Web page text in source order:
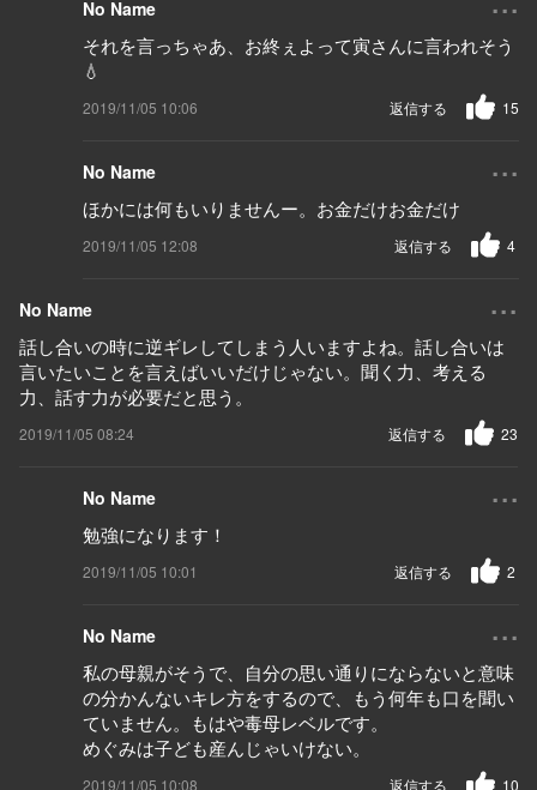
No Name
それを言っちゃあ、お終ぇよって寅さんに言われそう
💧
2019/11/05 10:06 15
返信する
No Name ...
ほかには何もいりませんー。お金だけお金だけ
2019/11/05 12:08 4
返信する
No Name ...
話し合いの時に逆ギレしてしまう人いますよね。話し合いは
言いたいことを言えばいいだけじゃない。聞く力、考える
力、話す力が必要だと思う。
2019/11/05 08:24 23
返信する
No Name ...
勉強になります！
2019/11/05 10:01 2
返信する
No Name ...
私の母親がそうで、自分の思い通りにならないと意味
の分かんないキレ方をするので、もう何年も口を聞い
ていません。もはや毒母レベルです。
めぐみは子ども産んじゃいけない。
2019/11/05 10:08 10
返信する